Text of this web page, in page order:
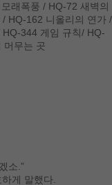
래폭풍 / HQ-72 새벽의
HQ-162 니올리의 연가 /
344 게임 규칙/ HQ-
머무는 곳
소.”
게 말했다.